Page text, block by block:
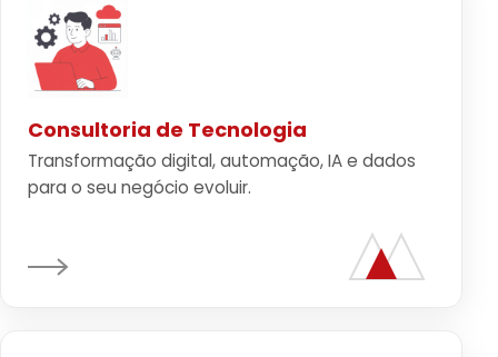
Consultoria de Tecnologia
Transformação digital, automação, IA e dados
para o seu negócio evoluir.